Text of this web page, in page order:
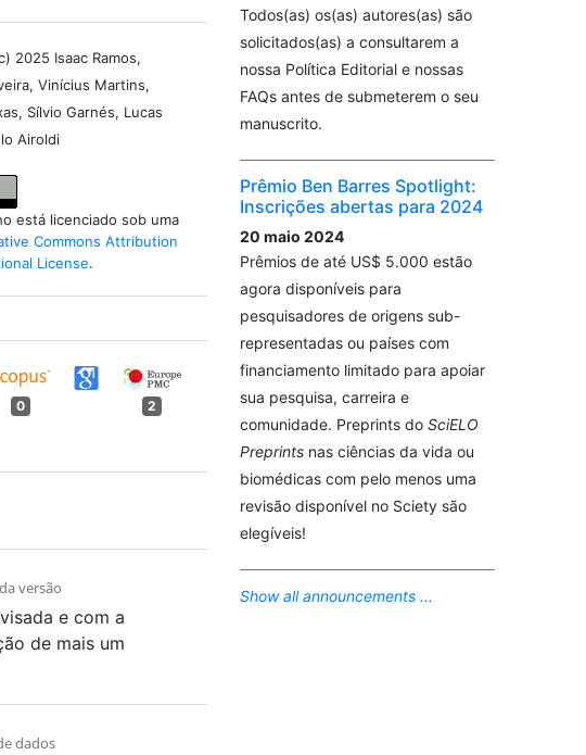
2025 Isaac Ramos,
Vinícius Martins,
Sílvio Garnés, Lucas
Airoldi
está licenciado sob uma
Commons Attribution
License.
0 2
versão
e com a
de mais um
dados
Todos(as) os(as) autores(as) são
solicitados(as) a consultarem a
nossa Política Editorial e nossas
FAQs antes de submeterem o seu
manuscrito.
Prêmio Ben Barres Spotlight:
Inscrições abertas para 2024
20 maio 2024
Prêmios de até US$ 5.000 estão
agora disponíveis para
pesquisadores de origens sub-
representadas ou países com
financiamento limitado para apoiar
sua pesquisa, carreira e
comunidade. Preprints do SciELO
Preprintsnas ciências da vida ou
biomédicas com pelo menos uma
revisão disponível no Sciety são
elegíveis!
Show all announcements ...